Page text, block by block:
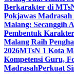
Berkarakter di
Pokjawas
Malang: Secanggih
Pembentuk
Malang Raih
2026MTsN 1 Kota
Kompetensi Guru,
MadrasahPerkuat